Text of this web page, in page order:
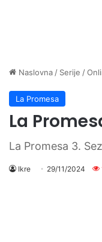
Naslovna / Serije /
La Promesa
La
La Promesa 3.
Ikre 29/11/2024